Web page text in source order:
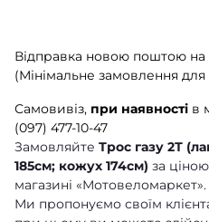
Відправка новою поштою на
(Мінімальне замовлення для
Самовивіз, при наявності в
(097) 477-10-47
Замовляйте Трос газу 2Т
185см; кожух 174см) за ціною
магазині «Мотовеломаркет».
Ми пропонуємо своїм